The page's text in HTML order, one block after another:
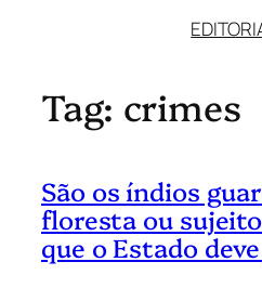
Tag: crimes
São os índios
floresta ou
que o Estado